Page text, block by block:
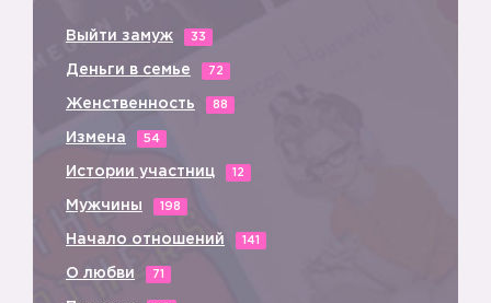
Выйти замуж 33
Деньги в семье 72
Женственность 88
Измена 54
Истории участниц 12
Мужчины 198
Начало отношений 141
О любви 71